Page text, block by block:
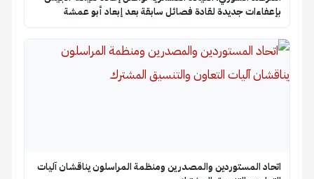
بإعفاءات جديدة لقادة فصائل سابقة بعد إبعاد أبو عمشة
اتحاد المستوردين والمصدرين ومنظمة المراسلون يناقشان آليات